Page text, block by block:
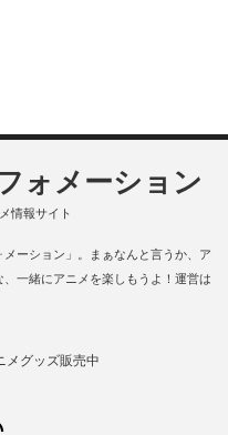
ォメーション
情報サイト
ーション」。まぁなんと言うか、ア
一緒にアニメを楽しもうよ！運営は
メグッズ販売中